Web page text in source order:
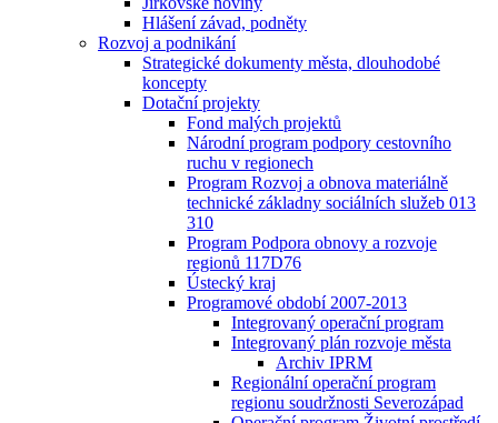
Hlášení závad, podněty
Rozvoj a podnikání
Strategické dokumenty města, dlouhodobé
koncepty
Dotační projekty
Fond malých projektů
Národní program podpory cestovního
ruchu v regionech
Program Rozvoj a obnova materiálně
technické základny sociálních služeb 013
310
Program Podpora obnovy a rozvoje
regionů 117D76
Ústecký kraj
Programové období 2007-2013
Integrovaný operační program
Integrovaný plán rozvoje města
Archiv IPRM
Regionální operační program
regionu soudržnosti Severozápad